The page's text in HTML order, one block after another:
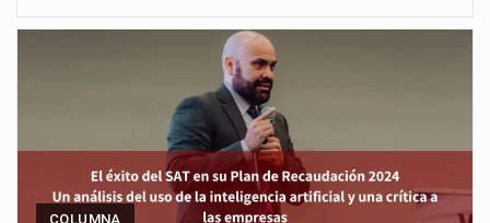
COLUMNA